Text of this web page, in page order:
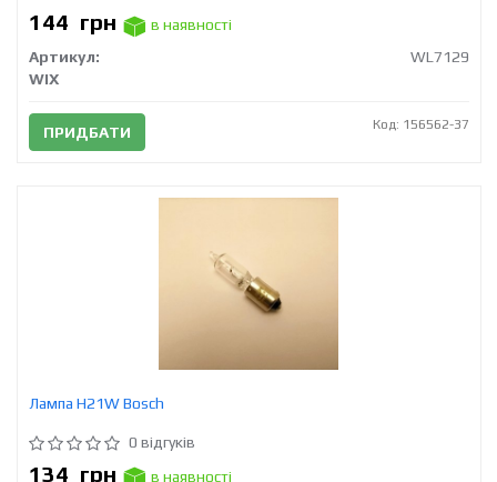
144 грн
в наявності
Артикул:
WL7129
WIX
ПРИДБАТИ Код: 156562-37
Лампа H21W Bosch
0 відгуків
134 грн в наявності